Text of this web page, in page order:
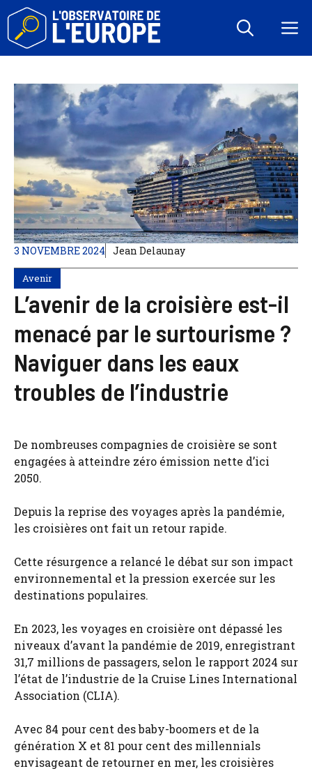
Aller
contenu
3 NOVEMBRE 2024 Jean Delaunay
Avenir
L’avenir de la croisière est-il
menacé par le surtourisme ?
Naviguer dans les eaux
troubles de l’industrie
De nombreuses compagnies de croisière se sont
engagées à atteindre zéro émission nette d’ici
2050.
Depuis la reprise des voyages après la pandémie,
les croisières ont fait un retour rapide.
Cette résurgence a relancé le débat sur son impact
environnemental et la pression exercée sur les
destinations populaires.
En 2023, les voyages en croisière ont dépassé les
niveaux d’avant la pandémie de 2019, enregistrant
31,7 millions de passagers, selon le rapport 2024 sur
l’état de l’industrie de la Cruise Lines International
Association (CLIA).
Avec 84 pour cent des baby-boomers et de la
génération X et 81 pour cent des millennials
envisageant de retourner en mer, les croisières